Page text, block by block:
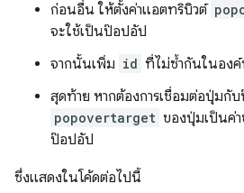
ก่อนอื่น ให้ตั้งค่าแอตทริบิวต์
จะใช้เป็นป๊อปอัป
จากนั้นเพิ่ม id ที่ไม่ซ้ำกันในอง
สุดท้าย หากต้องการเชื่อมต่อปุ่มกั
popovertarget ของปุ่มเป็นค่า
ป๊อปอัป
ซึ่งแสดงในโค้ดต่อไปนี้